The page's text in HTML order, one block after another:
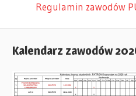
wpisu
Next
Regulamin zawodów
Kalendarz zawodów